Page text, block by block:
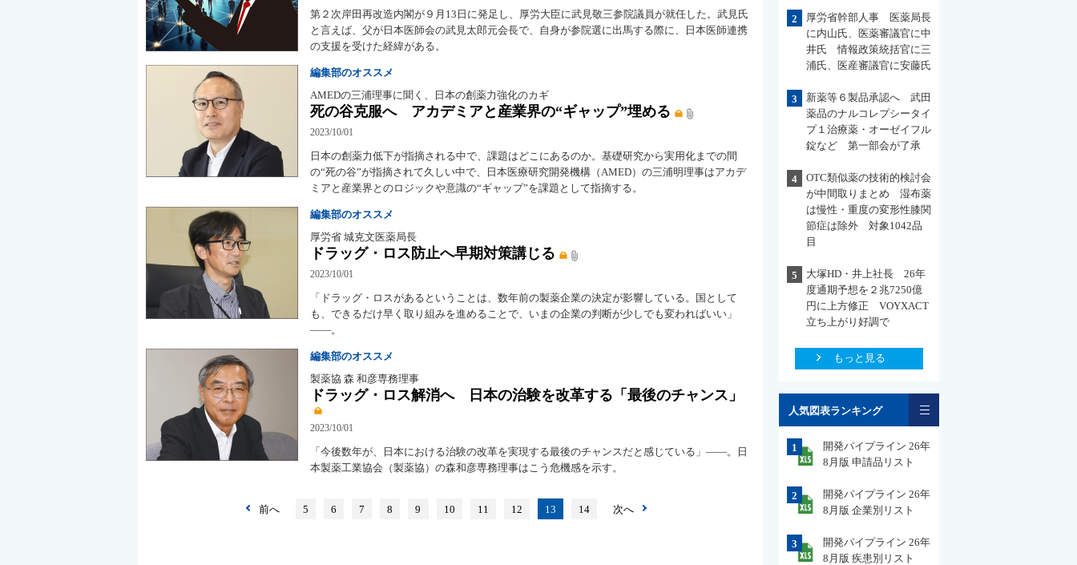
第２次岸田再改造内閣が９月13日に発足し、厚労大臣に武見敬三参院議員が就任した。武見氏
と言えば、父が日本医師会の武見太郎元会長で、自身が参院選に出馬する際に、日本医師連携
の支援を受けた経緯がある。
編集部のオススメ
AMEDの三浦理事に聞く、日本の創薬力強化のカギ
死の谷克服へ アカデミアと産業界の“ギャップ”埋める
2023/10/01
日本の創薬力低下が指摘される中で、課題はどこにあるのか。基礎研究から実用化までの間
の“死の谷”が指摘されて久しい中で、日本医療研究開発機構（AMED）の三浦明理事はアカデ
ミアと産業界とのロジックや意識の“ギャップ”を課題として指摘する。
編集部のオススメ
厚労省 城克文医薬局長
ドラッグ・ロス防止へ早期対策講じる
2023/10/01
「ドラッグ・ロスがあるということは、数年前の製薬企業の決定が影響している。国として
も、できるだけ早く取り組みを進めることで、いまの企業の判断が少しでも変わればいい」
――。
編集部のオススメ
製薬協 森 和彦専務理事
ドラッグ・ロス解消へ 日本の治験を改革する「最後のチャンス」
2023/10/01
「今後数年が、日本における治験の改革を実現する最後のチャンスだと感じている」――。日
本製薬工業協会（製薬協）の森和彦専務理事はこう危機感を示す。
前へ 5 6 7 8 9 10 11 12 13 14 次へ
2
厚労省幹部人事 医薬局長
に内山氏、医薬審議官に中
井氏 情報政策統括官に三
浦氏、医産審議官に安藤氏
3
新薬等６製品承認へ 武田
薬品のナルコレプシータイ
プ１治療薬・オーゼイフル
錠など 第一部会が了承
4
OTC類似薬の技術的検討会
が中間取りまとめ 湿布薬
は慢性・重度の変形性膝関
節症は除外 対象1042品
目
5
大塚HD・井上社長 26年
度通期予想を２兆7250億
円に上方修正 VOYXACT
立ち上がり好調で
もっと見る
人気図表ランキング
1
開発パイプライン 26年
8月版 申請品リスト
2
開発パイプライン 26年
8月版 企業別リスト
3
開発パイプライン 26年
8月版 疾患別リスト